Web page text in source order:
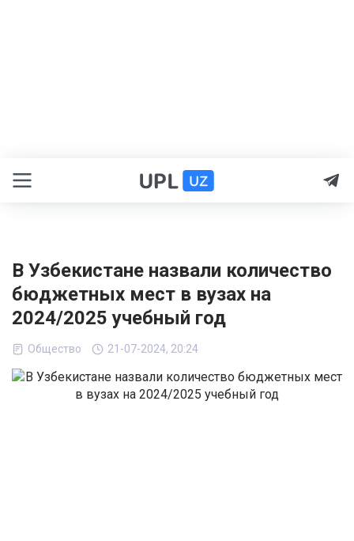
В Узбекистане назвали количество
бюджетных мест в вузах на
2024/2025 учебный год
Общество 21-07-2024, 20:24